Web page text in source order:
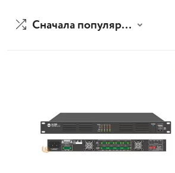
Сначала популярные